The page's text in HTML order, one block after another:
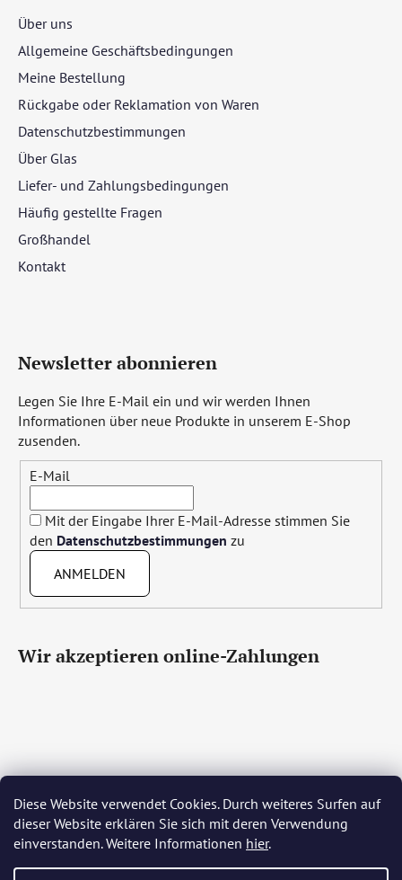
Diese Website verwendet Cookies. Durch weiteres Surfen auf
dieser Website erklären Sie sich mit deren Verwendung
einverstanden. Weitere Informationen hier.
Über uns
Allgemeine Geschäftsbedingungen
Meine Bestellung
Rückgabe oder Reklamation von Waren
Datenschutzbestimmungen
Über Glas
Liefer- und Zahlungsbedingungen
Häufig gestellte Fragen
Großhandel
Kontakt
Newsletter abonnieren
Legen Sie Ihre E-Mail ein und wir werden Ihnen
Informationen über neue Produkte in unserem E-Shop
zusenden.
E-Mail
Mit der Eingabe Ihrer E-Mail-Adresse stimmen Sie
den Datenschutzbestimmungen zu
ANMELDEN
Wir akzeptieren online-Zahlungen
Čeština Slovenčina English Deutsch Magyar
Język polski Română Italiano Español Français
Português Български Hrvatski Slovenščina
Nederlands Українська Ελληνικά Svenska Dansk